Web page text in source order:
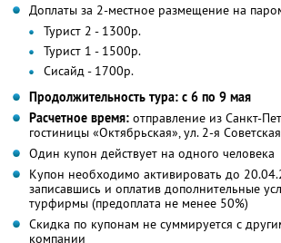
Доплаты за 2-местное размещение на
Турист 2 - 1300р.
Турист 1 - 1500р.
Сисайд - 1700р.
Продолжительность тура: с 6 по 9 мая
Расчетное время: отправление из Санкт-
гостиницы «Октябрьская», ул. 2-я
Один купон действует на одного человека
Купон необходимо активировать до
записавшись и оплатив дополнительные
турфирмы (предоплата не менее 50%)
Скидка по купонам не суммируется с
компании